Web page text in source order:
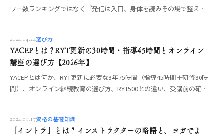
ワー数ランキングではなく『発信は入口、身体を読みその場で整える
2024.04.24選び方
YACEPとは？RYT更新の30時間・指導45時間とオンライン
講座の選び方【2026年】
YACEPとは何か、RYT更新に必要な3年75時間（指導45時間＋研修30時
間）、オンライン継続教育の選び方、RYT500との違い、受講前の確認
2024.01.17資格の基礎知識
「イントラ」とは？インストラクターの略語と、ヨガでよ